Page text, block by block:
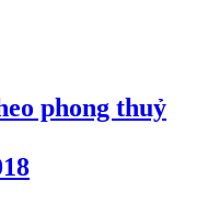
phong thuỷ